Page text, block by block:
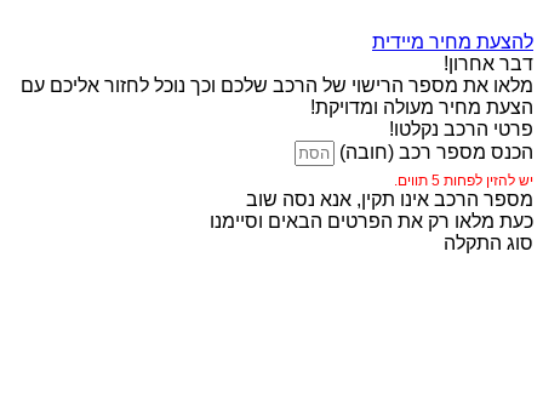
להצעת מחיר מיידית
דבר אחרון!
מלאו את מספר הרישוי של הרכב שלכם וכך נוכל לחזור אליכם עם
הצעת מחיר מעולה ומדויקת!
פרטי הרכב נקלטו!
הכנס מספר רכב (חובה)
יש להזין לפחות 5 תווים.
מספר הרכב אינו תקין, אנא נסה שוב
כעת מלאו רק את הפרטים הבאים וסיימנו
סוג התקלה